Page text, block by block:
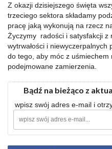
Z okazji dzisiejszego święta
trzeciego sektora składamy
pracę jaką wykonują na rzecz
Życzymy radości i satysfakcji z
wytrwałości i niewyczerpalnych
do tego, aby móc z uśmiechem
podejmowane zamierzenia.
Bądź na bieżąco z
wpisz swój adres e-mail i